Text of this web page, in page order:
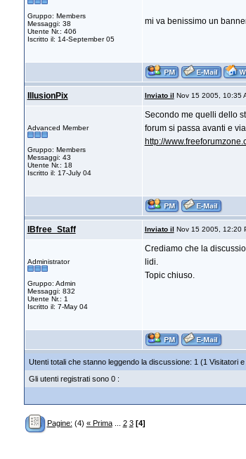
Gruppo: Members
Messaggi: 38
Utente Nr.: 406
Iscritto il: 14-September 05
mi va benissimo un
IllusionPix Inviato il Nov 15 2005, 10:35
Advanced Member
Gruppo: Members
Messaggi: 43
Utente Nr.: 18
Iscritto il: 17-July 04
Secondo me quelli dello
forum si passa avanti e
http://
IBfree_Staff Inviato il Nov 15 2005, 12:20
Administrator
Gruppo: Admin
Messaggi: 832
Utente Nr.: 1
Iscritto il: 7-May 04
Crediamo che la
lidi.
Topic chiuso.
Utenti totali che stanno leggendo la discussione: 1 (1 Visitatori e
Gli utenti registrati sono 0 :
Pagine: (4) « Prima... 2 3 [4]